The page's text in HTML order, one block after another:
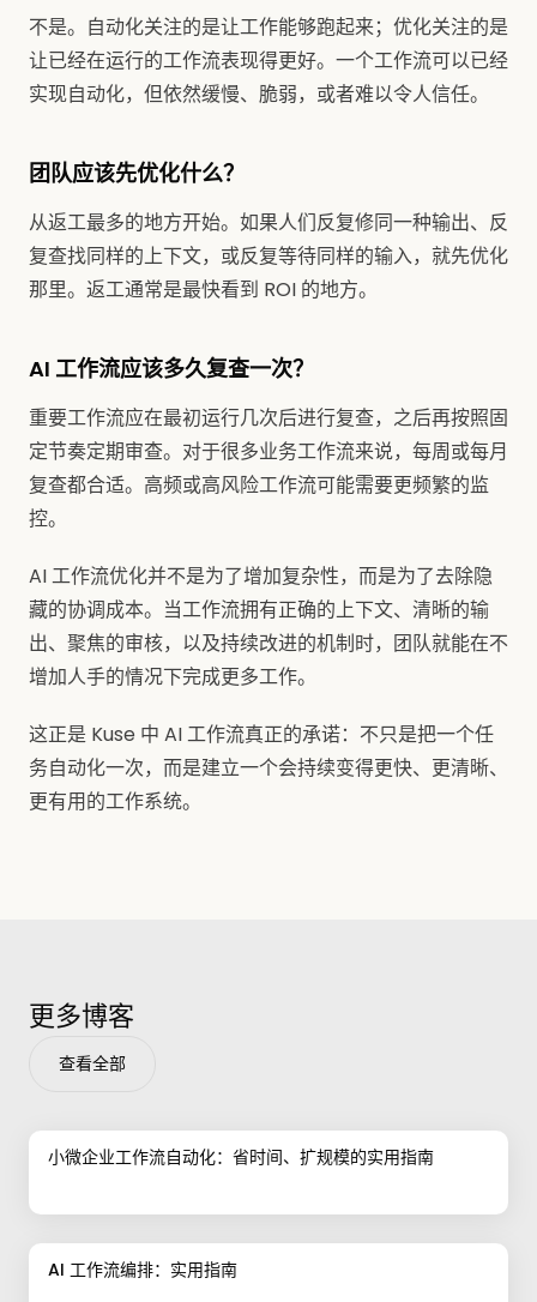
不是。自动化关注的是让工作能够跑起来；优化关注的是
让已经在运行的工作流表现得更好。一个工作流可以已经
实现自动化，但依然缓慢、脆弱，或者难以令人信任。
团队应该先优化什么？
从返工最多的地方开始。如果人们反复修同一种输出、反
复查找同样的上下文，或反复等待同样的输入，就先优化
那里。返工通常是最快看到 ROI 的地方。
AI 工作流应该多久复查一次？
重要工作流应在最初运行几次后进行复查，之后再按照固
定节奏定期审查。对于很多业务工作流来说，每周或每月
复查都合适。高频或高风险工作流可能需要更频繁的监
控。
AI 工作流优化并不是为了增加复杂性，而是为了去除隐
藏的协调成本。当工作流拥有正确的上下文、清晰的输
出、聚焦的审核，以及持续改进的机制时，团队就能在不
增加人手的情况下完成更多工作。
这正是 Kuse 中 AI 工作流真正的承诺：不只是把一个任
务自动化一次，而是建立一个会持续变得更快、更清晰、
更有用的工作系统。
更多博客
查看全部
小微企业工作流自动化：省时间、扩规模的实用指南
AI 工作流编排：实用指南